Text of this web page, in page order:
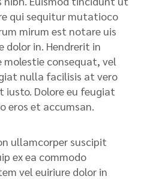
qui sequitur mutatioco
mirum est notare uis
dolor in. Hendrerit in
consequat, vel
nulla facilisis at vero
iusto. Dolore eu feugiat
eros et accumsan.
ullamcorper suscipit
ex ea commodo
vel euiriure dolor in